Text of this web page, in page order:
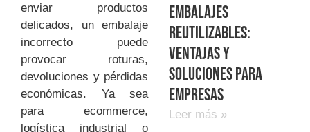
enviar productos
delicados, un embalaje
incorrecto puede
provocar roturas,
devoluciones y pérdidas
económicas. Ya sea
para ecommerce,
logística industrial o
Embalajes
reutilizables:
ventajas y
soluciones para
empresas
Leer más »